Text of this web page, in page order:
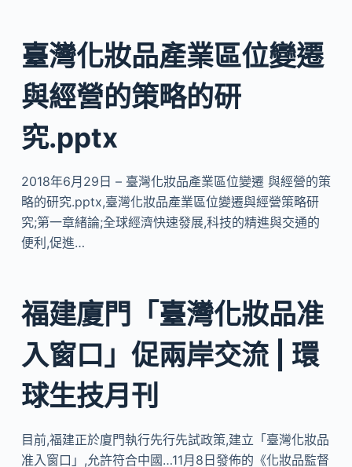
臺灣化妝品產業區位變遷
與經營的策略的研
究.pptx
2018年6月29日 – 臺灣化妝品產業區位變遷 與經營的策
略的研究.pptx,臺灣化妝品產業區位變遷與經營策略研
究;第一章緒論;全球經濟快速發展,科技的精進與交通的
便利,促進…
福建廈門「臺灣化妝品准
入窗口」促兩岸交流 | 環
球生技月刊
目前,福建正於廈門執行先行先試政策,建立「臺灣化妝品
准入窗口」,允許符合中國…11月8日發佈的《化妝品監督